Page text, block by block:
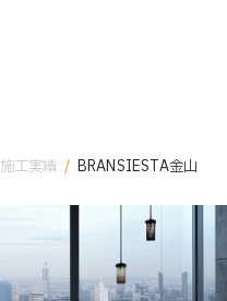
施工実績 / BRANSIESTA金山